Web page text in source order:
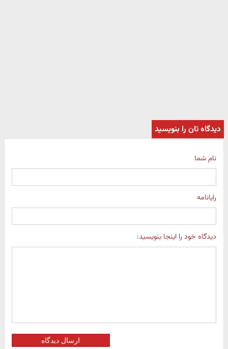
دیدگاه تان را بنویسید
نام شما
رایانامه
دیدگاه خود را اینجا بنویسید:
ارسال دیدگاه